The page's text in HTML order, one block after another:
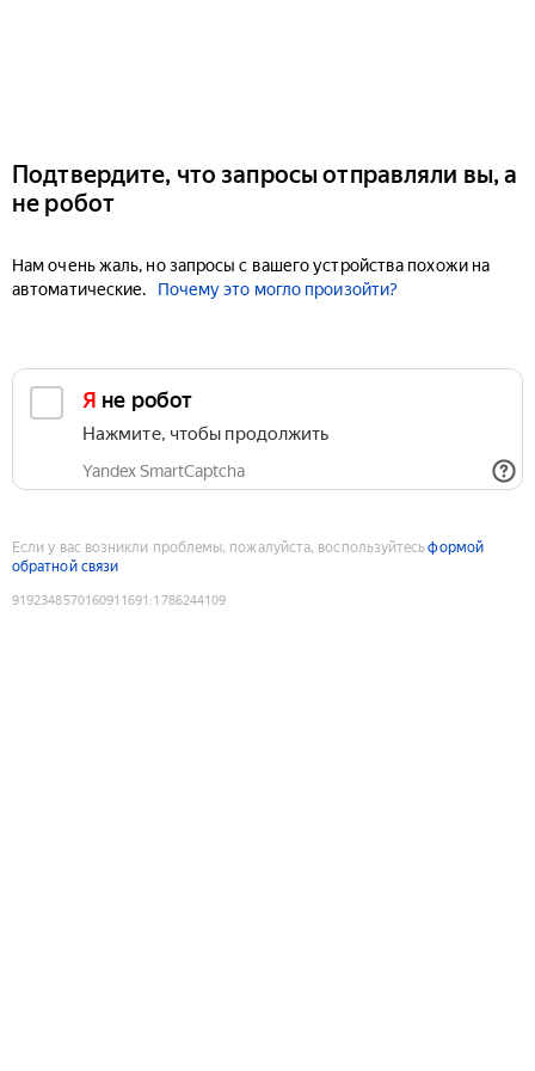
Подтвердите, что запросы отправляли вы, а
не робот
Нам очень жаль, но запросы с вашего устройства похожи на
автоматические.
Почему это могло произойти?
Я не робот
Нажмите, чтобы продолжить
Yandex SmartCaptcha
Если у вас возникли проблемы, пожалуйста, воспользуйтесьформой
обратной связи
9192348570160911691 :1786244109